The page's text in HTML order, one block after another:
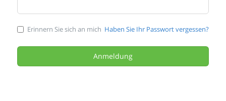
Erinnern Sie sich an mich Haben Sie Ihr Passwort vergessen?
Anmeldung